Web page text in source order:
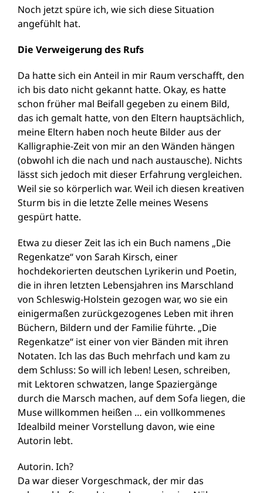
Noch jetzt spüre ich, wie sich diese Situation
angefühlt hat.
Die Verweigerung des Rufs
Da hatte sich ein Anteil in mir Raum verschafft, den
ich bis dato nicht gekannt hatte. Okay, es hatte
schon früher mal Beifall gegeben zu einem Bild,
das ich gemalt hatte, von den Eltern hauptsächlich,
meine Eltern haben noch heute Bilder aus der
Kalligraphie-Zeit von mir an den Wänden hängen
(obwohl ich die nach und nach austausche). Nichts
lässt sich jedoch mit dieser Erfahrung vergleichen.
Weil sie so körperlich war. Weil ich diesen kreativen
Sturm bis in die letzte Zelle meines Wesens
gespürt hatte.
Etwa zu dieser Zeit las ich ein Buch namens „Die
Regenkatze“ von Sarah Kirsch, einer
hochdekorierten deutschen Lyrikerin und Poetin,
die in ihren letzten Lebensjahren ins Marschland
von Schleswig-Holstein gezogen war, wo sie ein
einigermaßen zurückgezogenes Leben mit ihren
Büchern, Bildern und der Familie führte. „Die
Regenkatze“ ist einer von vier Bänden mit ihren
Notaten. Ich las das Buch mehrfach und kam zu
dem Schluss: So will ich leben! Lesen, schreiben,
mit Lektoren schwatzen, lange Spaziergänge
durch die Marsch machen, auf dem Sofa liegen, die
Muse willkommen heißen … ein vollkommenes
Idealbild meiner Vorstellung davon, wie eine
Autorin lebt.
Autorin. Ich?
Da war dieser Vorgeschmack, der mir das